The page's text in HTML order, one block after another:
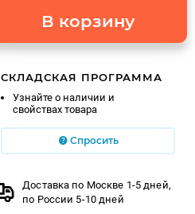
В корзину
СКЛАДСКАЯ ПРОГРАММА
Узнайте о наличии и
свойствах товара
Спросить
Доставка по Москве 1-5 дней,
по России 5-10 дней